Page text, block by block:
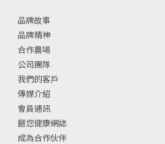
品牌故事
品牌精神
合作農場
公司團隊
我們的客戶
傳媒介紹
會員通訊
餸您健康網誌
成為合作伙伴